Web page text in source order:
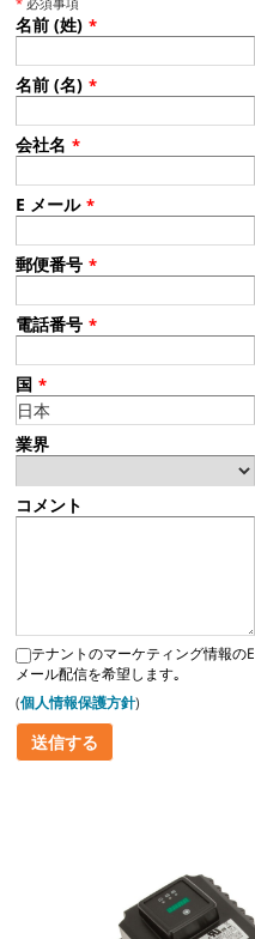
名前 (姓) *
名前 (名) *
会社名 *
E メール *
郵便番号 *
電話番号 *
国 *
業界
コメント
テナントのマーケティング情報のE
メール配信を希望します｡
(個人情報保護方針)